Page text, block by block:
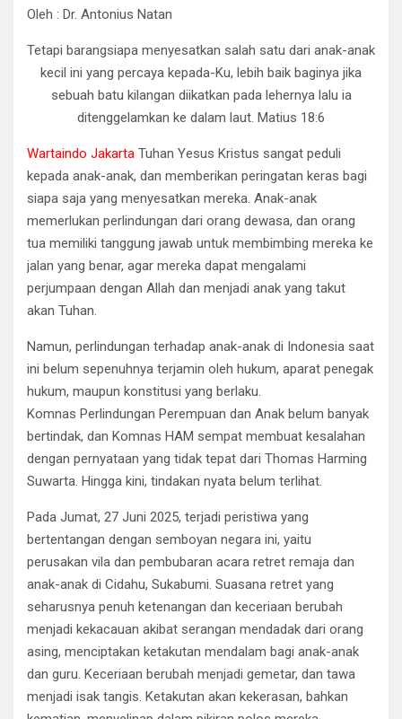
Oleh : Dr. Antonius Natan
Tetapi barangsiapa menyesatkan salah satu dari anak-anak
kecil ini yang percaya kepada-Ku, lebih baik baginya jika
sebuah batu kilangan diikatkan pada lehernya lalu ia
ditenggelamkan ke dalam laut. Matius 18:6
Wartaindo Jakarta Tuhan Yesus Kristus sangat peduli
kepada anak-anak, dan memberikan peringatan keras bagi
siapa saja yang menyesatkan mereka. Anak-anak
memerlukan perlindungan dari orang dewasa, dan orang
tua memiliki tanggung jawab untuk membimbing mereka ke
jalan yang benar, agar mereka dapat mengalami
perjumpaan dengan Allah dan menjadi anak yang takut
akan Tuhan.
Namun, perlindungan terhadap anak-anak di Indonesia saat
ini belum sepenuhnya terjamin oleh hukum, aparat penegak
hukum, maupun konstitusi yang berlaku.
Komnas Perlindungan Perempuan dan Anak belum banyak
bertindak, dan Komnas HAM sempat membuat kesalahan
dengan pernyataan yang tidak tepat dari Thomas Harming
Suwarta. Hingga kini, tindakan nyata belum terlihat.
Pada Jumat, 27 Juni 2025, terjadi peristiwa yang
bertentangan dengan semboyan negara ini, yaitu
perusakan vila dan pembubaran acara retret remaja dan
anak-anak di Cidahu, Sukabumi. Suasana retret yang
seharusnya penuh ketenangan dan keceriaan berubah
menjadi kekacauan akibat serangan mendadak dari orang
asing, menciptakan ketakutan mendalam bagi anak-anak
dan guru. Keceriaan berubah menjadi gemetar, dan tawa
menjadi isak tangis. Ketakutan akan kekerasan, bahkan